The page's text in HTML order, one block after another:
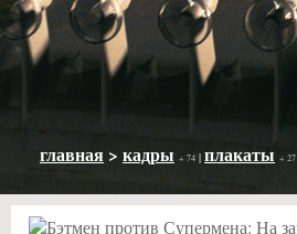
главная > кадры + 74 | плакаты + 27